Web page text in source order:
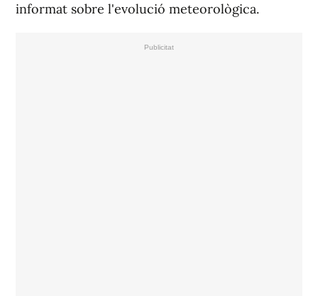
informat sobre l'evolució meteorològica.